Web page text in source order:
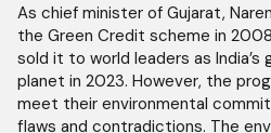
As chief minister of Gujarat,
the Green Credit scheme in
sold it to world leaders as
planet in 2023. However, the
meet their environmental
flaws and contradictions. The